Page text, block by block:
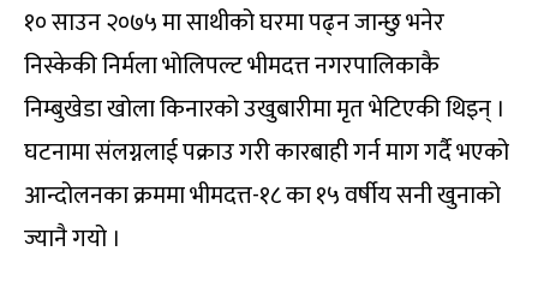
१० साउन २०७५ मा साथीको घरमा पढ्न जान्छु भनेर
निस्केकी निर्मला भोलिपल्ट भीमदत्त नगरपालिकाकै
निम्बुखेडा खोला किनारको उखुबारीमा मृत भेटिएकी थिइन् ।
घटनामा संलग्नलाई पक्राउ गरी कारबाही गर्न माग गर्दै भएको
आन्दोलनका क्रममा भीमदत्त-१८ का १५ वर्षीय सनी खुनाको
ज्यानै गयो ।